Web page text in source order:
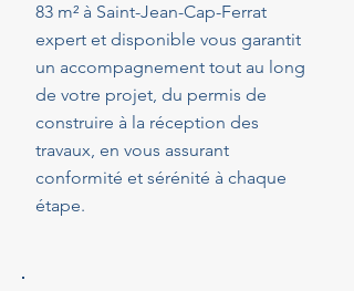
83 m² à Saint-Jean-Cap-Ferrat
expert et disponible vous garantit
un accompagnement tout au long
de votre projet, du permis de
construire à la réception des
travaux, en vous assurant
conformité et sérénité à chaque
étape.